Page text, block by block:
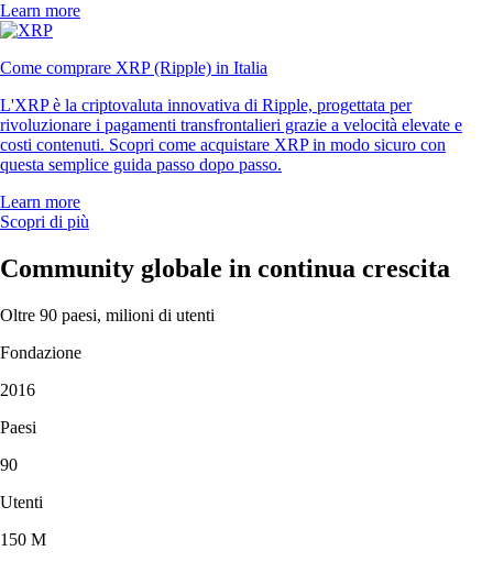
Learn more
Come comprare XRP (Ripple) in Italia
L'XRP è la criptovaluta innovativa di Ripple, progettata per
rivoluzionare i pagamenti transfrontalieri grazie a velocità elevate e
costi contenuti. Scopri come acquistare XRP in modo sicuro con
questa semplice guida passo dopo passo.
Learn more
Scopri di più
Community globale in continua crescita
Oltre 90 paesi, milioni di utenti
Fondazione
2016
Paesi
90
Utenti
150 M